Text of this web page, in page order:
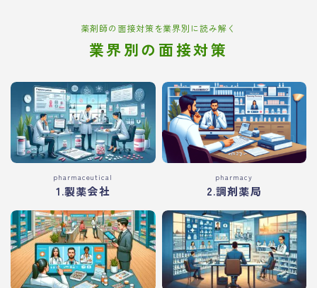
薬剤師の面接対策を業界別に読み解く
業界別の面接対策
pharmaceutical
1.製薬会社
pharmacy
2.調剤薬局